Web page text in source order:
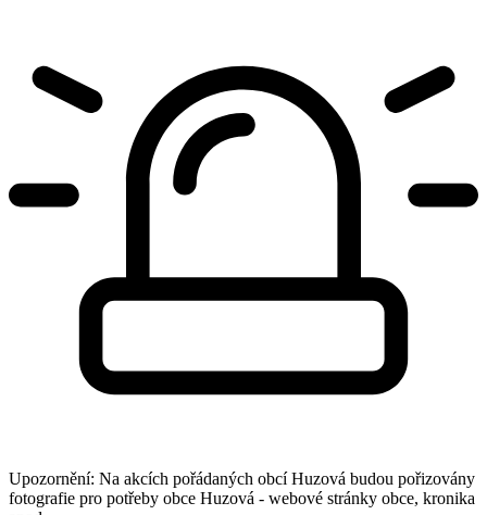
Upozornění: Na akcích pořádaných obcí Huzová budou pořizovány
fotografie pro potřeby obce Huzová - webové stránky obce, kronika